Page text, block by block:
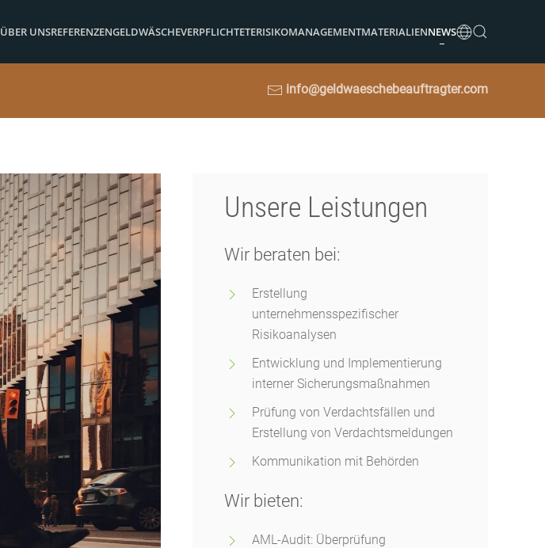
ÜBER UNSREFERENZENGELDWÄSCHEVERPFLICHTETERISIKOMANAGEMENTMATERIALIENNEWS
info@geldwaeschebeauftragter.com
Unsere Leistungen
Wir beraten bei:
Erstellung
unternehmensspezifischer
Risikoanalysen
Entwicklung und Implementierung
interner Sicherungsmaßnahmen
Prüfung von Verdachtsfällen und
Erstellung von Verdachtsmeldungen
Kommunikation mit Behörden
Wir bieten:
AML-Audit: Überprüfung